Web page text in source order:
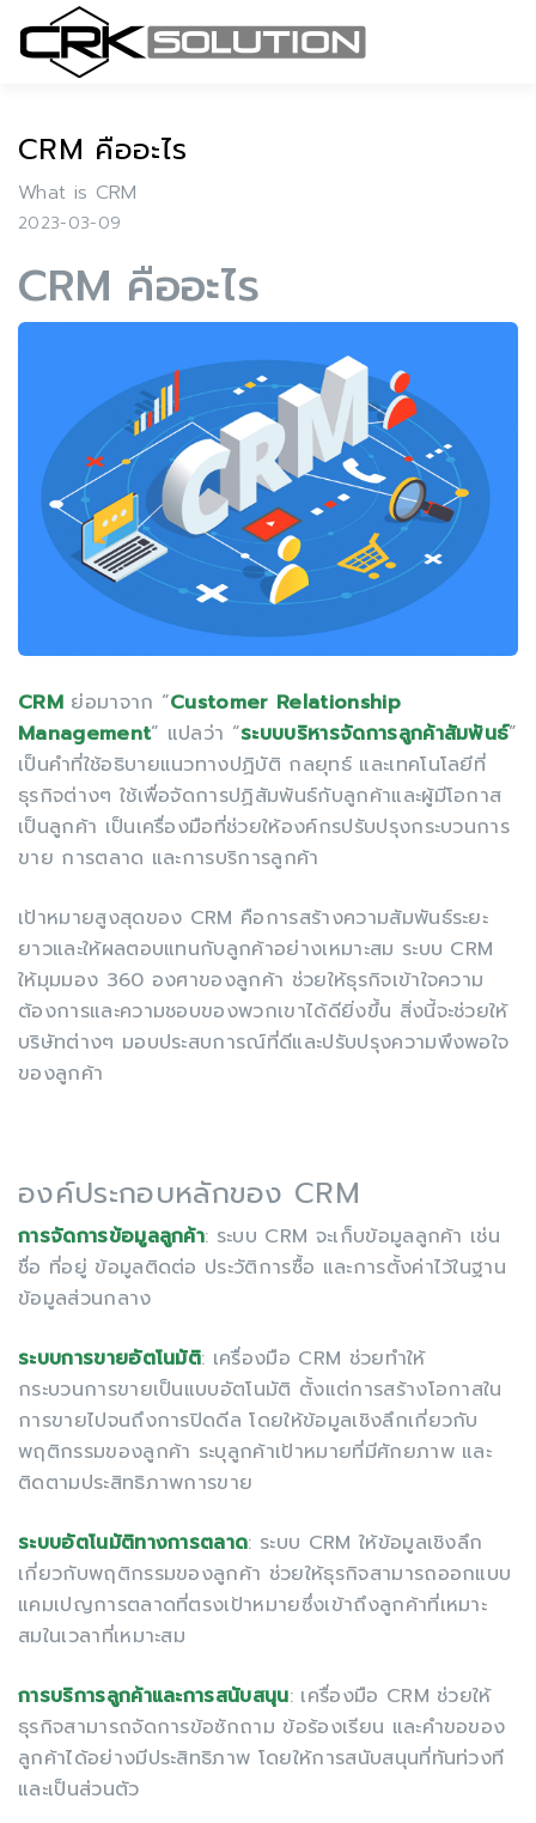
CRM คืออะไร
What is CRM
2023-03-09
CRM คืออะไร
CRMย่อมาจาก “Customer Relationship
Management” แปลว่า “ระบบบริหารจัดการลูกค้าสัมพันธ์”
เป็นคำที่ใช้อธิบายแนวทางปฏิบัติ กลยุทธ์ และเทคโนโลยีที่
ธุรกิจต่างๆ ใช้เพื่อจัดการปฏิสัมพันธ์กับลูกค้าและผู้มีโอกาส
เป็นลูกค้า เป็นเครื่องมือที่ช่วยให้องค์กรปรับปรุงกระบวนการ
ขาย การตลาด และการบริการลูกค้า
เป้าหมายสูงสุดของ CRM คือการสร้างความสัมพันธ์ระยะ
ยาวและให้ผลตอบแทนกับลูกค้าอย่างเหมาะสม ระบบ CRM
ให้มุมมอง 360 องศาของลูกค้า ช่วยให้ธุรกิจเข้าใจความ
ต้องการและความชอบของพวกเขาได้ดียิ่งขึ้น สิ่งนี้จะช่วยให้
บริษัทต่างๆ มอบประสบการณ์ที่ดีและปรับปรุงความพึงพอใจ
ของลูกค้า
องค์ประกอบหลักของ CRM
การจัดการข้อมูลลูกค้า: ระบบ CRM จะเก็บข้อมูลลูกค้า เช่น
ชื่อ ที่อยู่ ข้อมูลติดต่อ ประวัติการซื้อ และการตั้งค่าไว้ในฐาน
ข้อมูลส่วนกลาง
ระบบการขายอัตโนมัติ: เครื่องมือ CRM ช่วยทำให้
กระบวนการขายเป็นแบบอัตโนมัติ ตั้งแต่การสร้างโอกาสใน
การขายไปจนถึงการปิดดีล โดยให้ข้อมูลเชิงลึกเกี่ยวกับ
พฤติกรรมของลูกค้า ระบุลูกค้าเป้าหมายที่มีศักยภาพ และ
ติดตามประสิทธิภาพการขาย
ระบบอัตโนมัติทางการตลาด: ระบบ CRM ให้ข้อมูลเชิงลึก
เกี่ยวกับพฤติกรรมของลูกค้า ช่วยให้ธุรกิจสามารถออกแบบ
แคมเปญการตลาดที่ตรงเป้าหมายซึ่งเข้าถึงลูกค้าที่เหมาะ
สมในเวลาที่เหมาะสม
การบริการลูกค้าและการสนับสนุน: เครื่องมือ CRM ช่วยให้
ธุรกิจสามารถจัดการข้อซักถาม ข้อร้องเรียน และคำขอของ
ลูกค้าได้อย่างมีประสิทธิภาพ โดยให้การสนับสนุนที่ทันท่วงที
และเป็นส่วนตัว